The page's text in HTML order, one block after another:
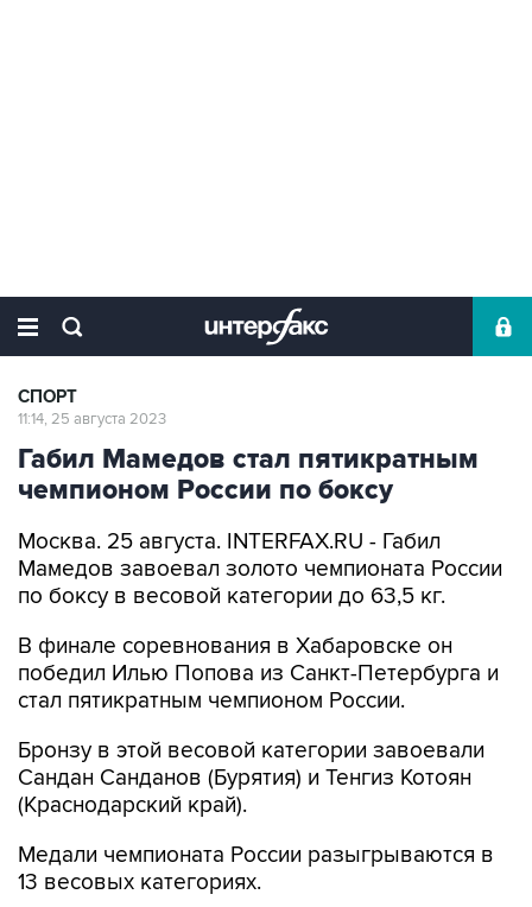
СПОРТ
11:14, 25 августа 2023
Габил Мамедов стал пятикратным
чемпионом России по боксу
Москва. 25 августа. INTERFAX.RU - Габил
Мамедов завоевал золото чемпионата России
по боксу в весовой категории до 63,5 кг.
В финале соревнования в Хабаровске он
победил Илью Попова из Санкт-Петербурга и
стал пятикратным чемпионом России.
Бронзу в этой весовой категории завоевали
Сандан Санданов (Бурятия) и Тенгиз Котоян
(Краснодарский край).
Медали чемпионата России разыгрываются в
13 весовых категориях.